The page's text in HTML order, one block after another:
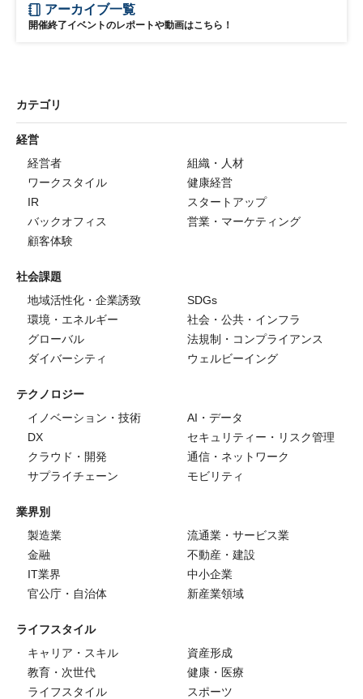
アーカイブ一覧
開催終了イベントのレポートや動画はこちら！
カテゴリ
経営
経営者
組織・人材
ワークスタイル
健康経営
IR
スタートアップ
バックオフィス
営業・マーケティング
顧客体験
社会課題
地域活性化・企業誘致
SDGs
環境・エネルギー
社会・公共・インフラ
グローバル
法規制・コンプライアンス
ダイバーシティ
ウェルビーイング
テクノロジー
イノベーション・技術
AI・データ
DX
セキュリティー・リスク管理
クラウド・開発
通信・ネットワーク
サプライチェーン
モビリティ
業界別
製造業
流通業・サービス業
金融
不動産・建設
IT業界
中小企業
官公庁・自治体
新産業領域
ライフスタイル
キャリア・スキル
資産形成
教育・次世代
健康・医療
ライフスタイル
スポーツ